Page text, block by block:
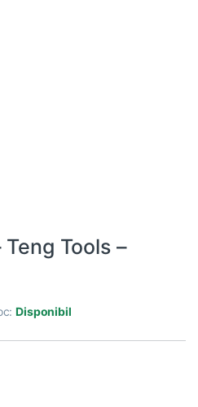
Tools –
Disponibil